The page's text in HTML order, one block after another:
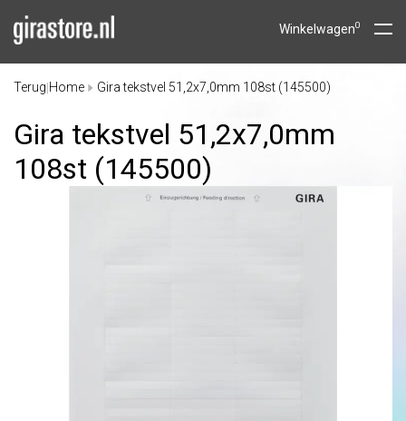
Winkelwagen0
Terug Home Gira tekstvel 51,2x7,0mm 108st (145500)
Gira tekstvel 51,2x7,0mm
108st (145500)